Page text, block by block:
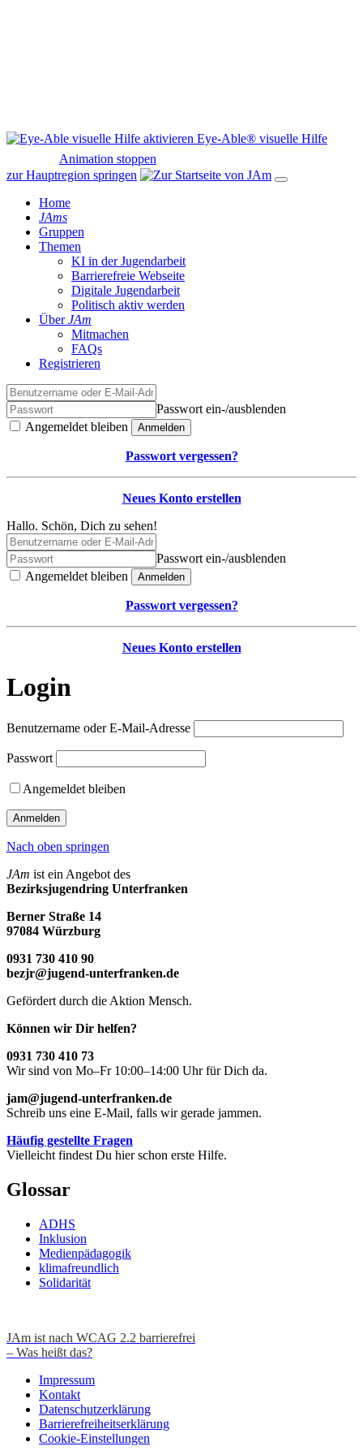
Eye-Able® visuelle Hilfe
Animation stoppen
zur Hauptregion springen
Home
JAms
Gruppen
Themen
KI in der Jugendarbeit
Barrierefreie Webseite
Digitale Jugendarbeit
Politisch aktiv werden
ÜberJAm
Mitmachen
FAQs
Registrieren
Passwort ein-/ausblenden
Angemeldet bleiben
Anmelden
Passwort vergessen?
Neues Konto erstellen
Hallo. Schön, Dich zu sehen!
Passwort ein-/ausblenden
Angemeldet bleiben
Anmelden
Passwort vergessen?
Neues Konto erstellen
Login
Benutzername oder E-Mail-Adresse
Passwort
Angemeldet bleiben
Nach oben springen
JAm ist ein Angebot des
Bezirksjugendring Unterfranken
Berner Straße 14
97084 Würzburg
0931 730 410 90
bezjr@jugend-unterfranken.de
Gefördert durch die Aktion Mensch.
Können wir Dir helfen?
0931 730 410 73
Wir sind von Mo–Fr 10:00–14:00 Uhr für Dich da.
jam@jugend-unterfranken.de
Schreib uns eine E-Mail, falls wir gerade jammen.
Häufig gestellte Fragen
Vielleicht findest Du hier schon erste Hilfe.
Glossar
ADHS
Inklusion
Medienpädagogik
klimafreundlich
Solidarität
JAm ist nach WCAG 2.2 barrierefrei
– Was heißt das?
Impressum
Kontakt
Datenschutzerklärung
Barrierefreiheitserklärung
Cookie-Einstellungen